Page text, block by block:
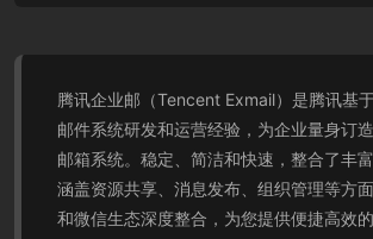
腾讯企业邮（Tencent Exmail）是腾讯基
邮件系统研发和运营经验，为企业量身订
邮箱系统。稳定、简洁和快速，整合了丰
涵盖资源共享、消息发布、组织管理等方
和微信生态深度整合，为您提供便捷高效